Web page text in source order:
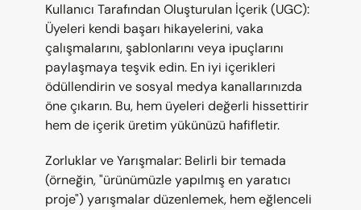
Kullanıcı Tarafından Oluşturulan İçerik (UGC):
Üyeleri kendi başarı hikayelerini, vaka
çalışmalarını, şablonlarını veya ipuçlarını
paylaşmaya teşvik edin. En iyi içerikleri
ödüllendirin ve sosyal medya kanallarınızda
öne çıkarın. Bu, hem üyeleri değerli hissettirir
hem de içerik üretim yükünüzü hafifletir.
Zorluklar ve Yarışmalar: Belirli bir temada
(örneğin, "ürünümüzle yapılmış en yaratıcı
proje") yarışmalar düzenlemek, hem eğlenceli